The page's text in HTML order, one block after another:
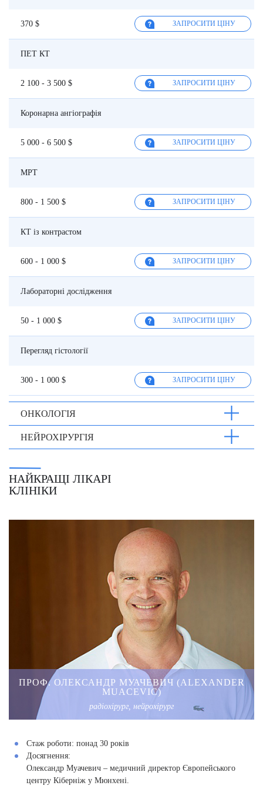
370 $ ЗАПРОСИТИ ЦІНУ
ПЕТ КТ
2 100 - 3 500 $ ЗАПРОСИТИ ЦІНУ
Коронарна ангіографія
5 000 - 6 500 $ ЗАПРОСИТИ ЦІНУ
МРТ
800 - 1 500 $ ЗАПРОСИТИ ЦІНУ
КТ із контрастом
600 - 1 000 $ ЗАПРОСИТИ ЦІНУ
Лабораторні дослідження
50 - 1 000 $ ЗАПРОСИТИ ЦІНУ
Перегляд гістології
300 - 1 000 $ ЗАПРОСИТИ ЦІНУ
ОНКОЛОГІЯ
НЕЙРОХІРУРГІЯ
НАЙКРАЩІ ЛІКАРІ
КЛІНІКИ
ПРОФ. ОЛЕКСАНДР МУАЧЕВИЧ (ALEXANDER
MUACEVIC)
радіохірург, нейрохірург
Стаж роботи: понад 30 років
Досягнення:
Олександр Муачевич – медичний директор Європейського
центру Кіберніж у Мюнхені.